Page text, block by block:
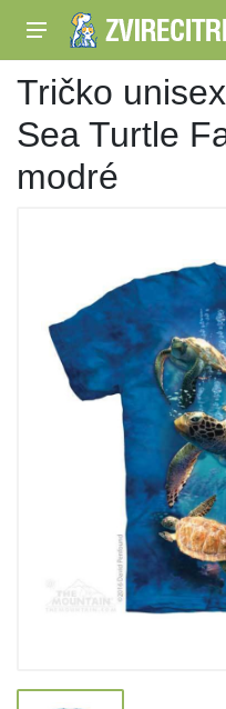
Tričko
Sea Turtle
modré